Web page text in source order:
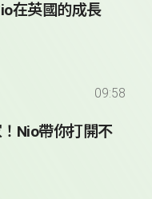
在英國的成長
09:58
Nio帶你打開不